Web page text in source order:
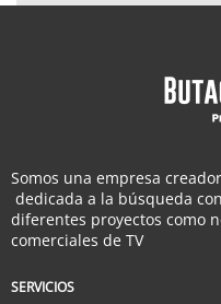
Somos una empresa
dedicada a la búsqueda
diferentes proyectos como
comerciales de TV
SERVICIOS